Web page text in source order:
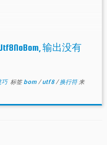
输出没有
巧 标签bom /utf8/换行符来